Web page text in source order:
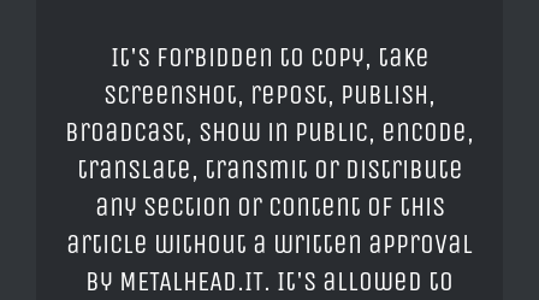
It's forbidden to copy, take
screenshot, repost, publish,
broadcast, show in public, encode,
translate, transmit or distribute
any section or content of this
article without a written approval
by METALHEAD.IT. It's allowed to